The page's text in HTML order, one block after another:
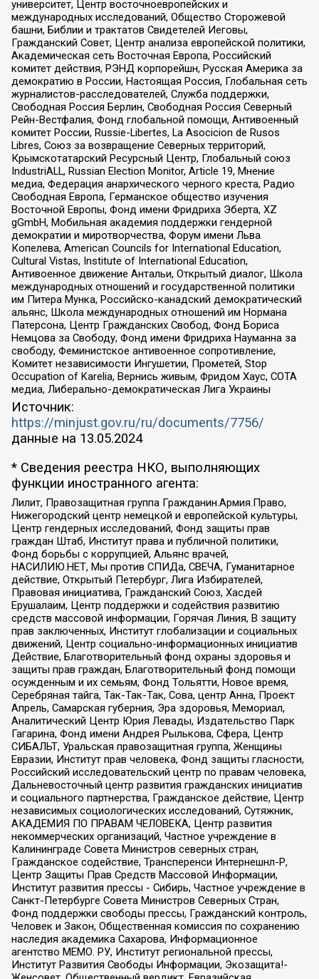
университет, Центр восточноевропейских и
международных исследований, Общество Сторожевой
башни, Библии и трактатов Свидетелей Иеговы,
Гражданский Совет, Центр анализа европейской политики,
Академическая сеть Восточная Европа, Российский
комитет действия, РЭНД корпорейшн, Русская Америка за
демократию в России, Настоящая Россия, Глобальная сеть
журналистов-расследователей, Служба поддержки,
Свободная Россия Берлин, Свободная Россия Северный
Рейн-Вестфалия, Фонд глобальной помощи, Антивоенный
комитет России, Russie-Libertes, La Asocicion de Rusos
Libres, Союз за возвращение Северных территорий,
Крымскотатарский Ресурсный Центр, Глобальный союз
IndustriALL, Russian Election Monitor, Article 19, Мнение
медиа, Федерация анархического черного креста, Радио
Свободная Европа, Германское общество изучения
Восточной Европы, Фонд имени Фридриха Эберта, XZ
gGmbH, Мобильная академия поддержки гендерной
демократии и миротворчества, Форум имени Льва
Копелева, American Councils for International Education,
Cultural Vistas, Institute of International Education,
Антивоенное движение Антальи, Открытый диалог, Школа
международных отношений и государственной политики
им Питера Мунка, Российско-канадский демократический
альянс, Школа международных отношений им Нормана
Патерсона, Центр Гражданских Свобод, Фонд Бориса
Немцова за Свободу, Фонд имени Фридриха Науманна за
свободу, Феминистское антивоенное сопротивление,
Комитет независимости Ингушетии, Прометей, Stop
Occupation of Karelia, Вернись живым, Фридом Хаус, СОТА
медиа, Либерально-демократическая Лига Украины
Источник:
https://minjust.gov.ru/ru/documents/7756/
данные на 13.05.2024
* Сведения реестра НКО, выполняющих
функции иностранного агента:
Лилит, Правозащитная группа Гражданин.Армия.Право,
Нижегородский центр немецкой и европейской культуры,
Центр гендерных исследований, Фонд защиты прав
граждан Штаб, Институт права и публичной политики,
Фонд борьбы с коррупцией, Альянс врачей,
НАСИЛИЮ.НЕТ, Мы против СПИДа, СВЕЧА, Гуманитарное
действие, Открытый Петербург, Лига Избирателей,
Правовая инициатива, Гражданский Союз, Хасдей
Ерушалаим, Центр поддержки и содействия развитию
средств массовой информации, Горячая Линия, В защиту
прав заключенных, Институт глобализации и социальных
движений, Центр социально-информационных инициатив
Действие, Благотворительный фонд охраны здоровья и
защиты прав граждан, Благотворительный фонд помощи
осужденным и их семьям, Фонд Тольятти, Новое время,
Серебряная тайга, Так-Так-Так, Сова, центр Анна, Проект
Апрель, Самарская губерния, Эра здоровья, Мемориал,
Аналитический Центр Юрия Левады, Издательство Парк
Гагарина, Фонд имени Андрея Рылькова, Сфера, Центр
СИБАЛЬТ, Уральская правозащитная группа, Женщины
Евразии, Институт прав человека, Фонд защиты гласности,
Российский исследовательский центр по правам человека,
Дальневосточный центр развития гражданских инициатив
и социального партнерства, Гражданское действие, Центр
независимых социологических исследований, Сутяжник,
АКАДЕМИЯ ПО ПРАВАМ ЧЕЛОВЕКА, Центр развития
некоммерческих организаций, Частное учреждение в
Калининграде Совета Министров северных стран,
Гражданское содействие, Трансперенси Интернешнл-Р,
Центр Защиты Прав Средств Массовой Информации,
Институт развития прессы - Сибирь, Частное учреждение в
Санкт-Петербурге Совета Министров Северных Стран,
Фонд поддержки свободы прессы, Гражданский контроль,
Человек и Закон, Общественная комиссия по сохранению
наследия академика Сахарова, Информационное
агентство МЕМО. РУ, Институт региональной прессы,
Институт Развития Свободы Информации, Экозащита!-